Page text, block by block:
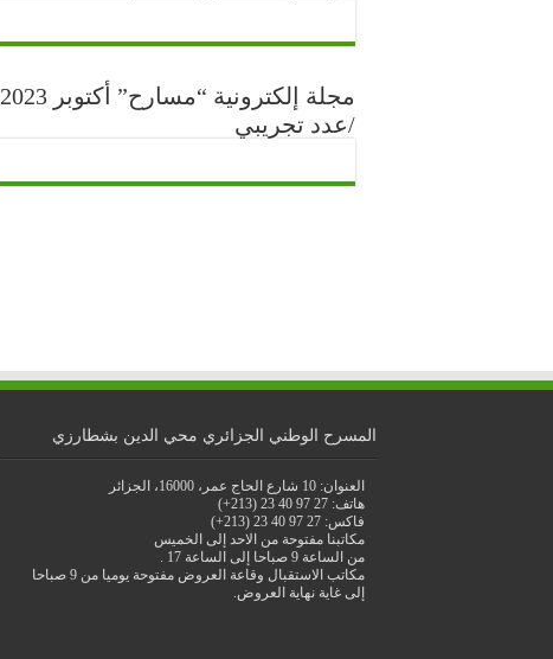
مجلة إلكترونية “مسارح” أكتوبر 2023
/عدد تجريبي
المسرح الوطني الجزائري محي الدين بشطارزي
العنوان: 10 شارع الحاج عمر، 16000، الجزائر
هاتف: 27 97 40 23 (213+)
فاكس: 27 97 40 23 (213+)
مكاتبنا مفتوحة من الاحد إلى الخميس
من الساعة 9 صباحا إلى الساعة 17 .
مكاتب الاستقبال وقاعة العروض مفتوحة يوميا من 9 صباحا
إلى غاية نهاية العروض.